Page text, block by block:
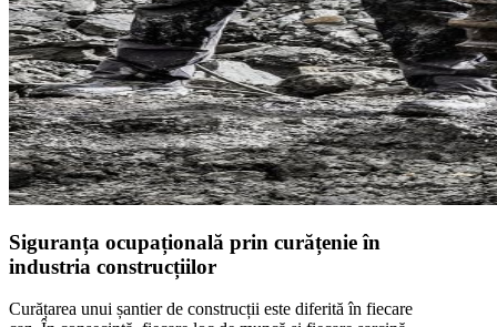
Siguranța ocupațională prin curățenie în
industria construcțiilor
Curățarea unui șantier de construcții este diferită în fiecare